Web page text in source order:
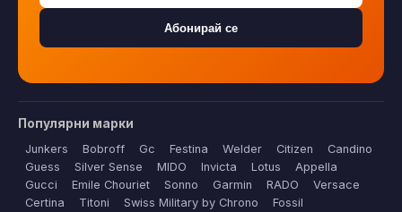
Абонирай се
Популярни марки
Junkers Bobroff Gc Festina Welder Citizen
Candino
Guess
Silver Sense MIDO Invicta Lotus
Appella
Gucci
Emile Chouriet Sonno Garmin RADO
Versace
Certina
Titoni Swiss Military by Chrono Fossil